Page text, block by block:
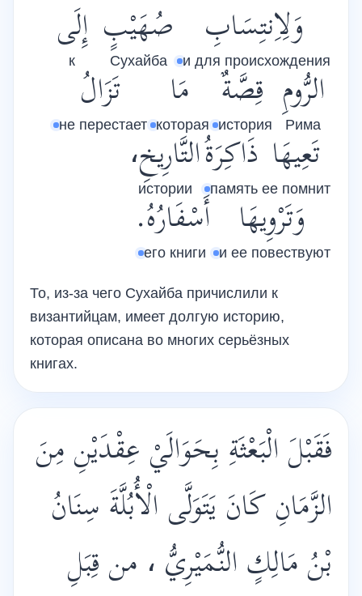
وَلِاِنتِسَابِ
и для происхождения
صُهَيْبٍ
Сухайба
إِلَى
к
الرُّومِ
Рима
قِصَّةٌ
история
مَا
которая
تَزَالُ
не перестает
تَعِيهَا
ее помнит
ذَاكِرَةُ
память
التَّارِيخِ،
истории
وَتَرْوِيهَا
и ее повествуют
أَسْفَارُهُ.
его книги
То, из-за чего Сухайба причислили к
византийцам, имеет долгую историю,
которая описана во многих серьёзных
книгах.
فَقَبْلَ الْبَعْثَةِ بِحَوَالَيْ عِقْدَيْنِ مِنَ
الزَّمَانِ كَانَ يَتَوَلَّى الْأُبُلَّةَ سِنَانُ
بْنُ مَالِكٍ النُّمَيْرِيُّ ، من قِبَلِ